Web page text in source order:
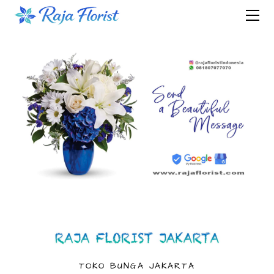
TOKO BUNGA JAKARTA
JABODETABEK
Tangerang
Bekasi
Alam Sutera
Cibinong
Cisarua